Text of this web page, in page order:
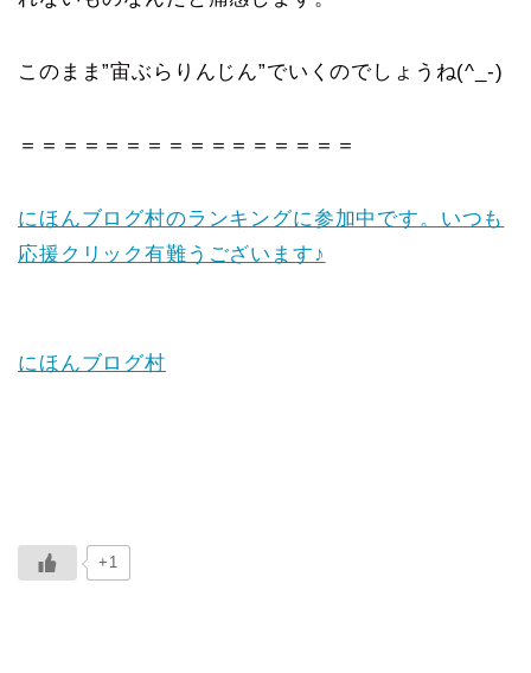
このまま”宙ぶらりんじん”でいくのでしょうね(^_-)
＝＝＝＝＝＝＝＝＝＝＝＝＝＝＝＝
にほんブログ村のランキングに参加中です。いつも
応援クリック有難うございます♪
にほんブログ村
+1